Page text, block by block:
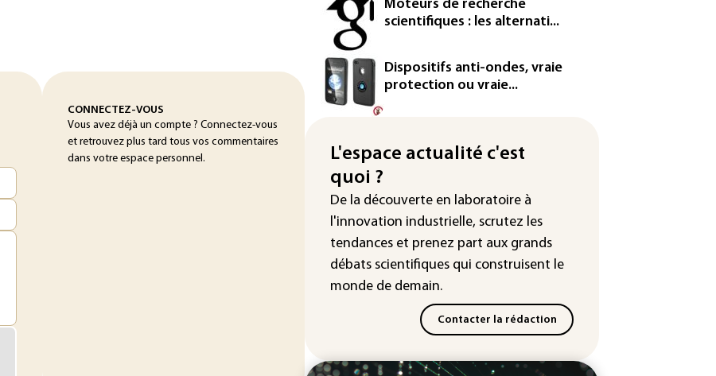
CONNECTEZ-VOUS
Vous avez déjà un compte ? Connectez-vous
et retrouvez plus tard tous vos commentaires
dans votre espace personnel.
semiconducteurs et panneaux
solaires
Washington étend le contrôle des
réseaux sociaux des étrangers
demandeurs de visas
d'une cyberattaque
Enquête ouverte après la fuite des
données de 300.000 clients
d'Intermarché
La Slovaquie enregistre un record
absolu de 42,2°C (services
météorologiques)
Moteurs de recherche
scientifiques : les alternati...
Dispositifs anti-ondes, vraie
protection ou vraie...
L'espace actualité c'est
quoi ?
De la découverte en laboratoire à
l'innovation industrielle, scrutez les
tendances et prenez part aux grands
débats scientifiques qui construisent le
monde de demain.
Contacter la rédaction